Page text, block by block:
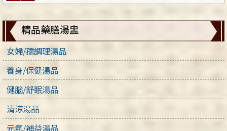
精品藥膳湯盅
女婦/孺調理湯品
養身/保健湯品
健腦/舒眠湯品
清涼湯品
元氣/補益湯品